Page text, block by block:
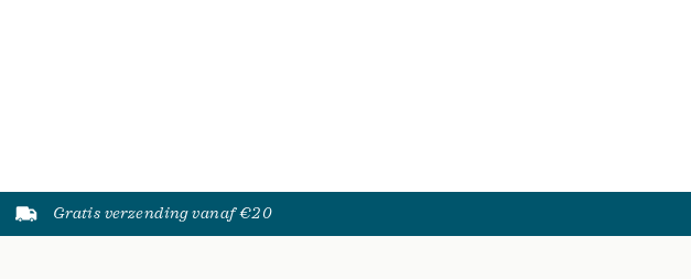
Gratis verzending vanaf €20